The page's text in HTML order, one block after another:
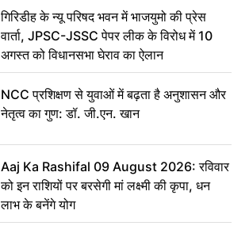
गिरिडीह के न्यू परिषद भवन में भाजयुमो की प्रेस
वार्ता, JPSC-JSSC पेपर लीक के विरोध में 10
अगस्त को विधानसभा घेराव का ऐलान
NCC प्रशिक्षण से युवाओं में बढ़ता है अनुशासन और
नेतृत्व का गुण: डॉ. जी.एन. खान
Aaj Ka Rashifal 09 August 2026: रविवार
को इन राशियों पर बरसेगी मां लक्ष्मी की कृपा, धन
लाभ के बनेंगे योग